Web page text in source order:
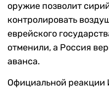
оружие позволит
контролировать
еврейского
отменили, а Россия
аванса.
Официальной